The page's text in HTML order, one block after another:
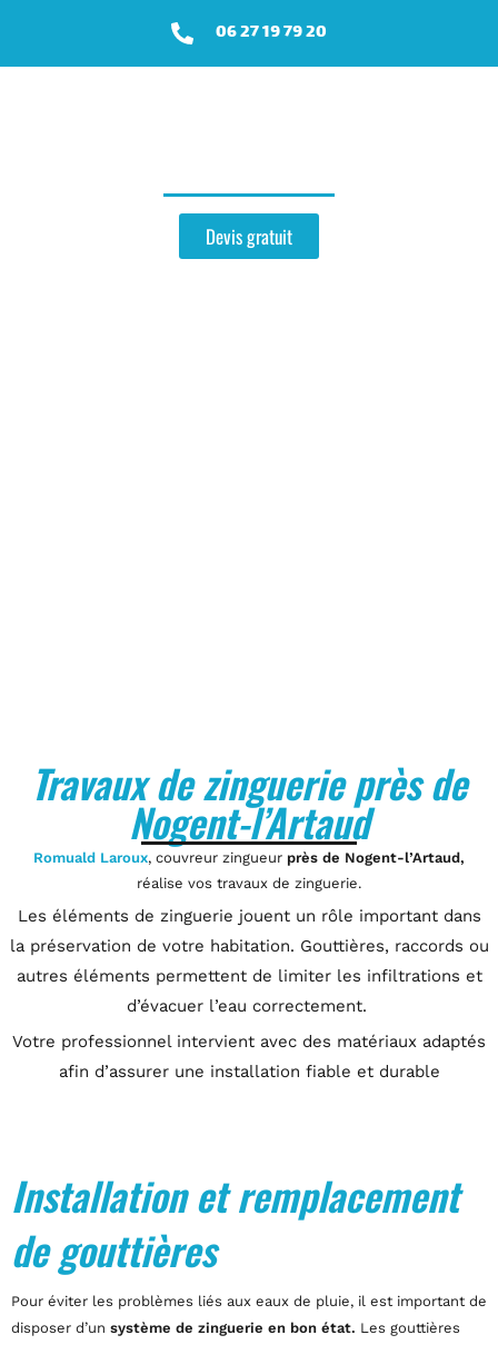
06 27 19 79 20
Devis gratuit
Travaux de zinguerie près de
Nogent-l’Artaud
Romuald Laroux, couvreur zingueur près de Nogent-l’Artaud,
réalise vos travaux de zinguerie.
Les éléments de zinguerie jouent un rôle important dans
la préservation de votre habitation. Gouttières, raccords ou
autres éléments permettent de limiter les infiltrations et
d’évacuer l’eau correctement.
Votre professionnel intervient avec des matériaux adaptés
afin d’assurer une installation fiable et durable
Installation et remplacement
de gouttières
Pour éviter les problèmes liés aux eaux de pluie, il est important de
disposer d’un système de zinguerie en bon état. Les gouttières